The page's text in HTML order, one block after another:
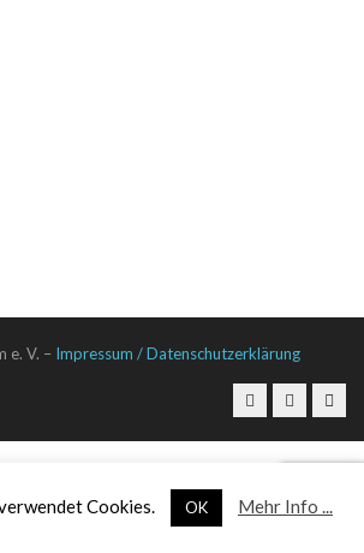
e. V. – Impressum / Datenschutzerklärung
Cookies. OK Mehr Info ...